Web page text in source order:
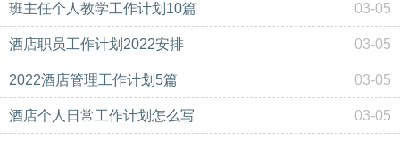
班主任个人教学工作计划10篇 03-05
酒店职员工作计划2022安排 03-05
2022酒店管理工作计划5篇 03-05
酒店个人日常工作计划怎么写 03-05